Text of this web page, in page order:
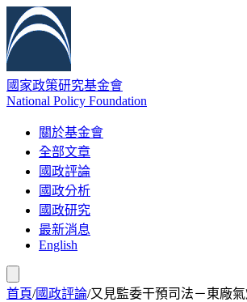
國家政策研究基金會
National Policy Foundation
關於基金會
全部文章
國政評論
國政分析
國政研究
最新消息
English
首頁/國政評論/又見監委干預司法－東廠